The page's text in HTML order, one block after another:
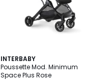
INTERBABY
Poussette Mod. Minimum
Space Plus Rose